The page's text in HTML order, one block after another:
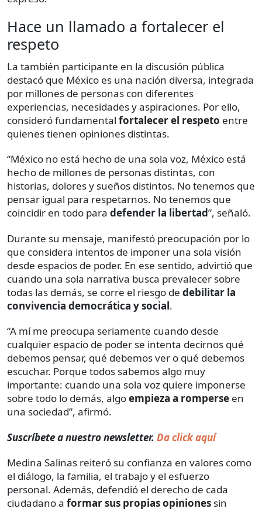
Hace un llamado a fortalecer el
respeto
La también participante en la discusión pública
destacó que México es una nación diversa, integrada
por millones de personas con diferentes
experiencias, necesidades y aspiraciones. Por ello,
consideró fundamental fortalecer el respeto entre
quienes tienen opiniones distintas.
“México no está hecho de una sola voz, México está
hecho de millones de personas distintas, con
historias, dolores y sueños distintos. No tenemos que
pensar igual para respetarnos. No tenemos que
coincidir en todo para defender la libertad”, señaló.
Durante su mensaje, manifestó preocupación por lo
que considera intentos de imponer una sola visión
desde espacios de poder. En ese sentido, advirtió que
cuando una sola narrativa busca prevalecer sobre
todas las demás, se corre el riesgo de debilitar la
convivencia democrática y social.
“A mí me preocupa seriamente cuando desde
cualquier espacio de poder se intenta decirnos qué
debemos pensar, qué debemos ver o qué debemos
escuchar. Porque todos sabemos algo muy
importante: cuando una sola voz quiere imponerse
sobre todo lo demás, algoempieza a romperse en
una sociedad”, afirmó.
Suscríbete a nuestro newsletter. Da click aquí
Medina Salinas reiteró su confianza en valores como
el diálogo, la familia, el trabajo y el esfuerzo
personal. Además, defendió el derecho de cada
ciudadano a formar sus propias opiniones sin